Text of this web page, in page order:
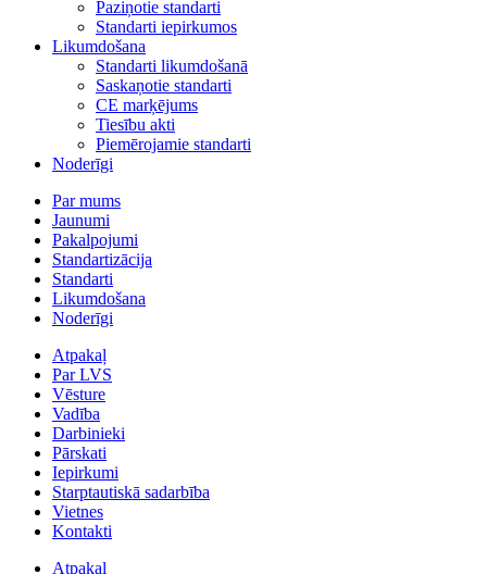
Paziņotie standarti
Standarti iepirkumos
Likumdošana
Standarti likumdošanā
Saskaņotie standarti
CE marķējums
Tiesību akti
Piemērojamie standarti
Noderīgi
Par mums
Jaunumi
Pakalpojumi
Standartizācija
Standarti
Likumdošana
Noderīgi
Atpakaļ
Par LVS
Vēsture
Vadība
Darbinieki
Pārskati
Iepirkumi
Starptautiskā sadarbība
Vietnes
Kontakti
Atpakaļ